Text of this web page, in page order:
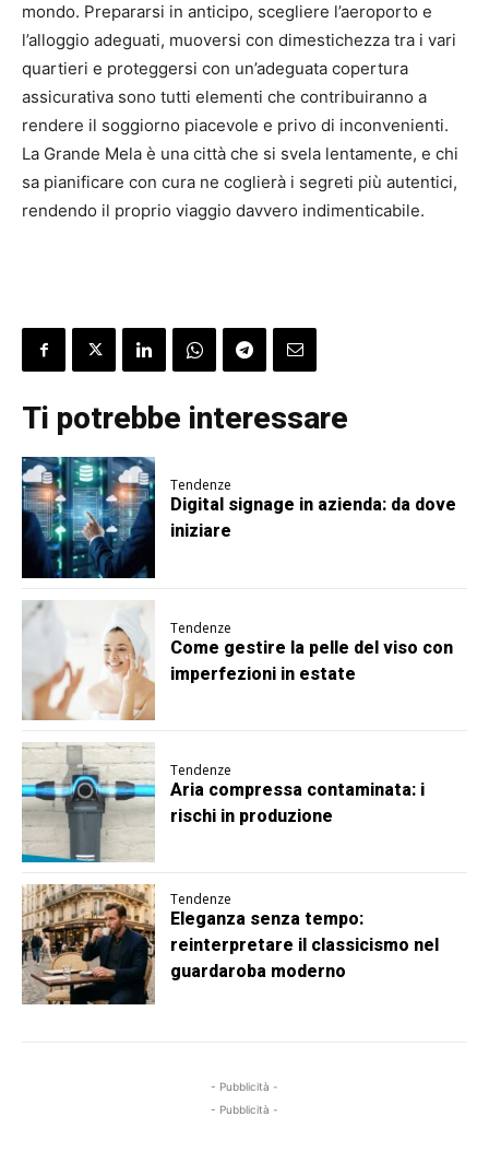
mondo. Prepararsi in anticipo, scegliere l’aeroporto e
l’alloggio adeguati, muoversi con dimestichezza tra i vari
quartieri e proteggersi con un’adeguata copertura
assicurativa sono tutti elementi che contribuiranno a
rendere il soggiorno piacevole e privo di inconvenienti.
La Grande Mela è una città che si svela lentamente, e chi
sa pianificare con cura ne coglierà i segreti più autentici,
rendendo il proprio viaggio davvero indimenticabile.
Ti potrebbe interessare
Tendenze
Digital signage in azienda: da dove
iniziare
Tendenze
Come gestire la pelle del viso con
imperfezioni in estate
Tendenze
Aria compressa contaminata: i
rischi in produzione
Tendenze
Eleganza senza tempo:
reinterpretare il classicismo nel
guardaroba moderno
- Pubblicità -
- Pubblicità -